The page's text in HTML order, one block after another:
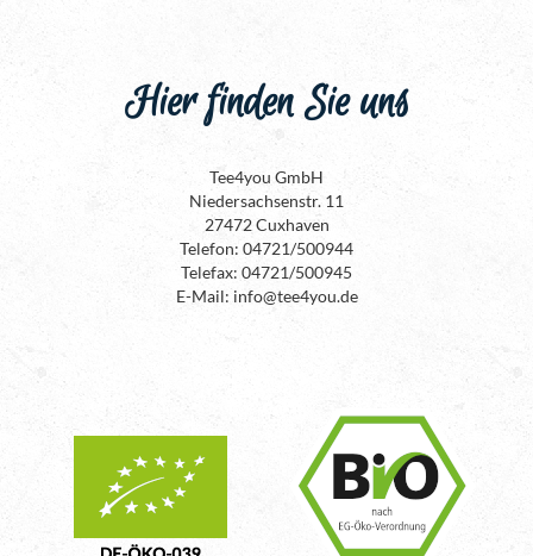
Hier finden Sie uns
Tee4you GmbH
Niedersachsenstr. 11
27472 Cuxhaven
Telefon: 04721/500944
Telefax: 04721/500945
E-Mail: info@tee4you.de